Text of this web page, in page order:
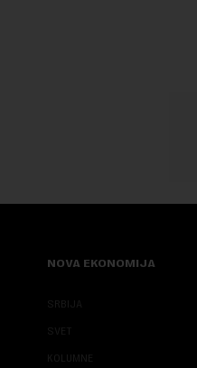
NOVA EKONOMIJA
SRBIJA
SVET
KOLUMNE